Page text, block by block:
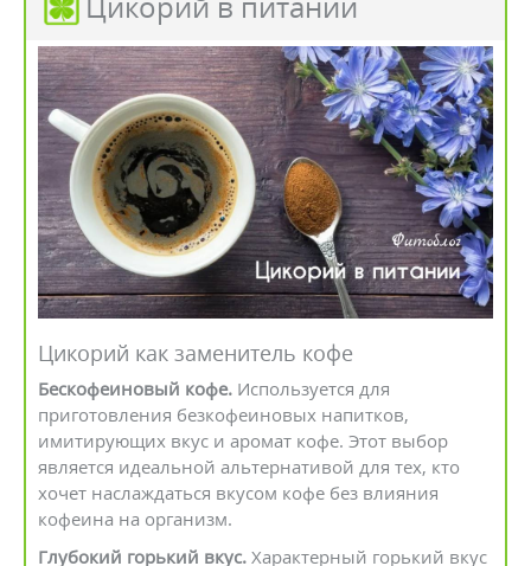
Цикорий как заменитель кофе
Бескофеиновый кофе. Используется для
приготовления безкофеиновых напитков,
имитирующих вкус и аромат кофе. Этот выбор
является идеальной альтернативой для тех, кто
хочет наслаждаться вкусом кофе без влияния
кофеина на организм.
Глубокий горький вкус.Характерный горький вкус